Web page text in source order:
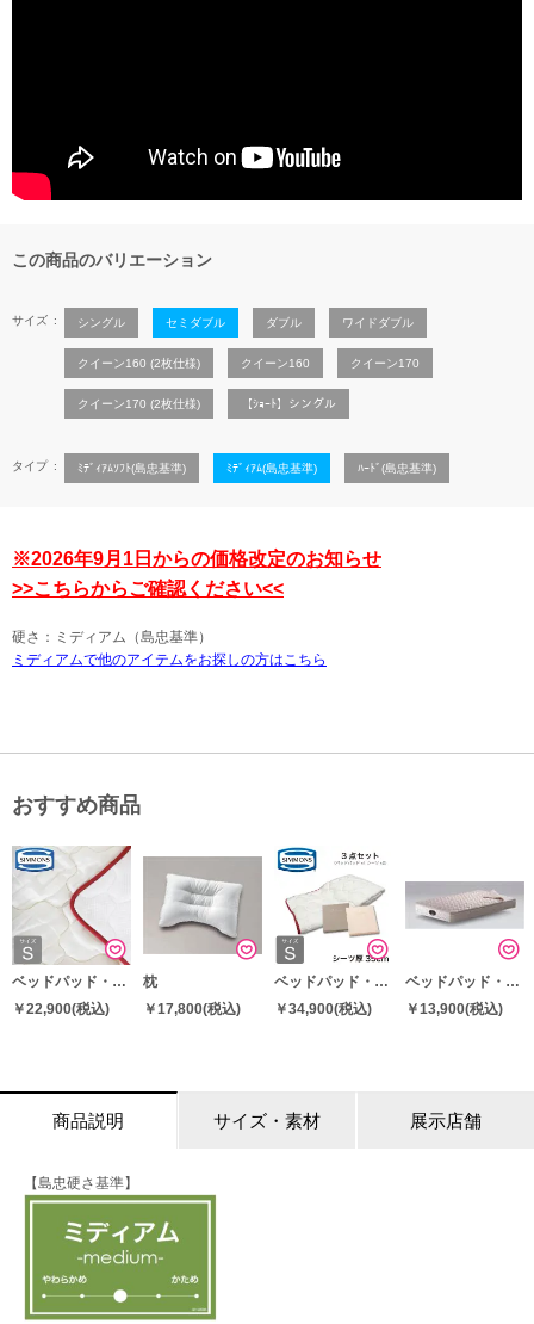
この商品のバリエーション
サイズ シングル セミダブル ダブル ワイドダブル
クイーン160 (2枚仕様) クイーン160 クイーン170
クイーン170 (2枚仕様) 【ｼｮｰﾄ】シングル
タイプ ﾐﾃﾞｨｱﾑｿﾌﾄ(島忠基準) ﾐﾃﾞｨｱﾑ(島忠基準) ﾊｰﾄﾞ(島忠基準)
※2026年9月1日からの価格改定のお知らせ
>>こちらからご確認ください<<
硬さ：ミディアム（島忠基準）
ミディアムで他のアイテムをお探しの方はこちら
おすすめ商品
ベッドパッド・敷パッド
￥22,900(税込)
枕
￥17,800(税込)
ベッドパッド・敷パッド
￥34,900(税込)
ベッドパッド・敷パッド
￥13,900(税込)
商品説明 サイズ・素材 展示店舗
【島忠硬さ基準】